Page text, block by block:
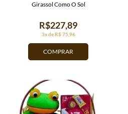
COMPRAR
3x de R$ 75,96
R$227,89
Girassol Como O Sol